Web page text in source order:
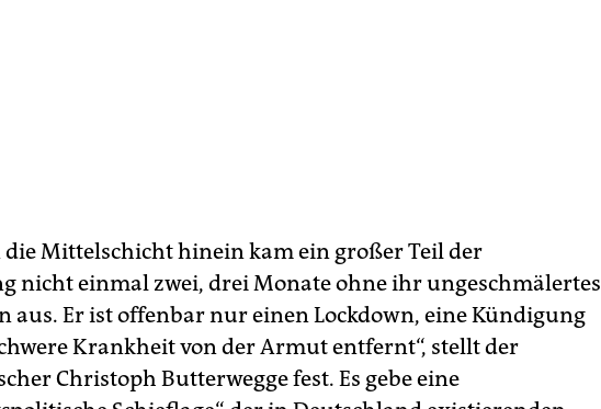
die Mittelschicht hinein kam ein großer Teil der
nicht einmal zwei, drei Monate ohne ihr ungeschmälertes
aus. Er ist offenbar nur einen Lockdown, eine Kündigung
Krankheit von der Armut entfernt“, stellt der
Christoph Butterwegge fest. Es gebe eine